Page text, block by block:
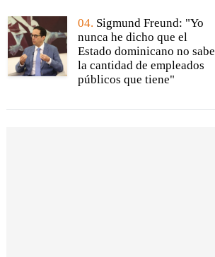
04. Sigmund Freund: "Yo
nunca he dicho que el
Estado dominicano no sabe
la cantidad de empleados
públicos que tiene"